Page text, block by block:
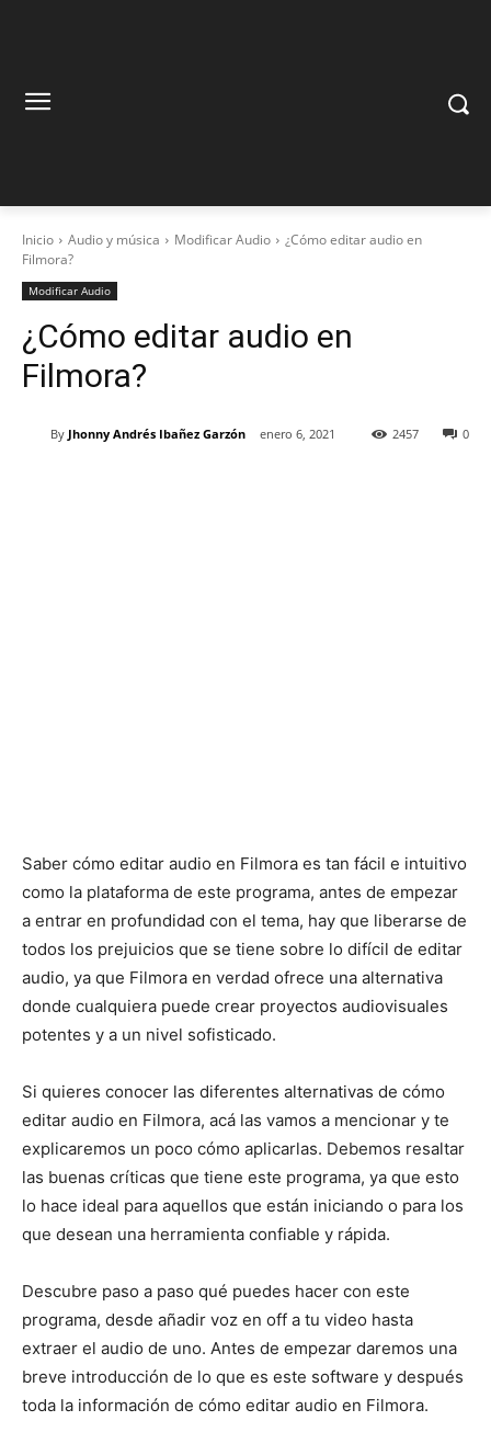
Inicio Audio y música Modificar Audio
¿Cómo editar audio en
Filmora?
Modificar Audio
¿Cómo editar audio en
Filmora?
By Jhonny Andrés Ibañez Garzón enero 6, 2021 0
2457
Saber cómo editar audio en Filmora es tan fácil e intuitivo
como la plataforma de este programa, antes de empezar
a entrar en profundidad con el tema, hay que liberarse de
todos los prejuicios que se tiene sobre lo difícil de editar
audio, ya que Filmora en verdad ofrece una alternativa
donde cualquiera puede crear proyectos audiovisuales
potentes y a un nivel sofisticado.
Si quieres conocer las diferentes alternativas de cómo
editar audio en Filmora, acá las vamos a mencionar y te
explicaremos un poco cómo aplicarlas. Debemos resaltar
las buenas críticas que tiene este programa, ya que esto
lo hace ideal para aquellos que están iniciando o para los
que desean una herramienta confiable y rápida.
Descubre paso a paso qué puedes hacer con este
programa, desde añadir voz en off a tu video hasta
extraer el audio de uno. Antes de empezar daremos una
breve introducción de lo que es este software y después
toda la información de cómo editar audio en Filmora.